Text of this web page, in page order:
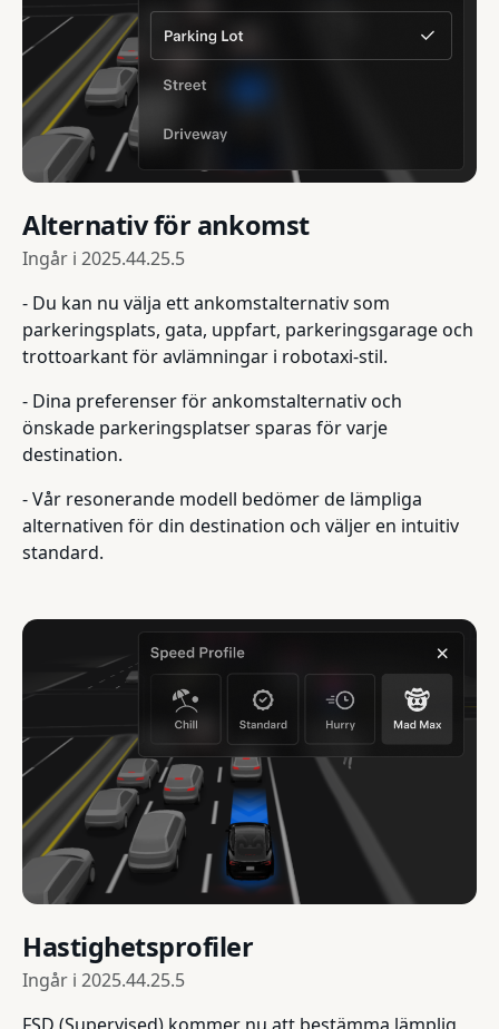
Alternativ för ankomst
Ingår i 2025.44.25.5
- Du kan nu välja ett ankomstalternativ som
parkeringsplats, gata, uppfart, parkeringsgarage och
trottoarkant för avlämningar i robotaxi-stil.
- Dina preferenser för ankomstalternativ och
önskade parkeringsplatser sparas för varje
destination.
- Vår resonerande modell bedömer de lämpliga
alternativen för din destination och väljer en intuitiv
standard.
Hastighetsprofiler
Ingår i 2025.44.25.5